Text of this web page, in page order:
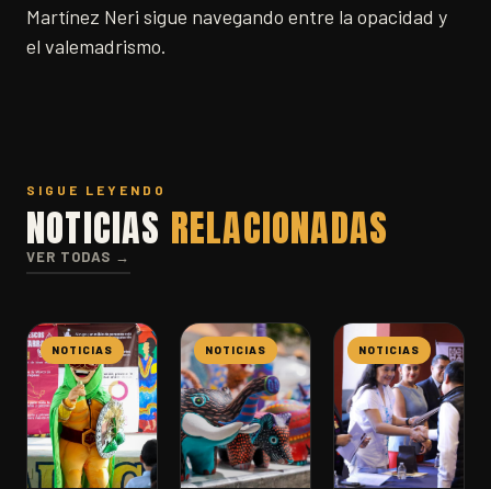
Martínez Neri sigue navegando entre la opacidad y
el valemadrismo.
SIGUE LEYENDO
NOTICIAS RELACIONADAS
VER TODAS →
NOTICIAS NOTICIAS NOTICIAS